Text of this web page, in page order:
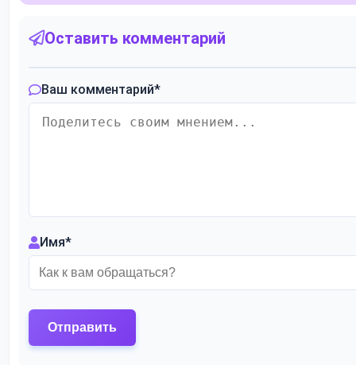
Оставить комментарий
Ваш комментарий*
Имя*